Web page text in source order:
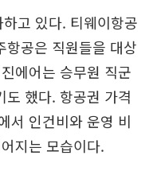
고 있다. 티웨이항공
항공은 직원들을 대상
에어는 승무원 직군
도 했다. 항공권 가격
서 인건비와 운영 비
지는 모습이다.